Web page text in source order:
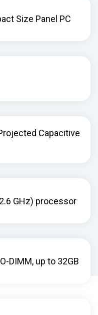
Size Panel PC
Capacitive
GHz) processor
DIMM, up to 32GB